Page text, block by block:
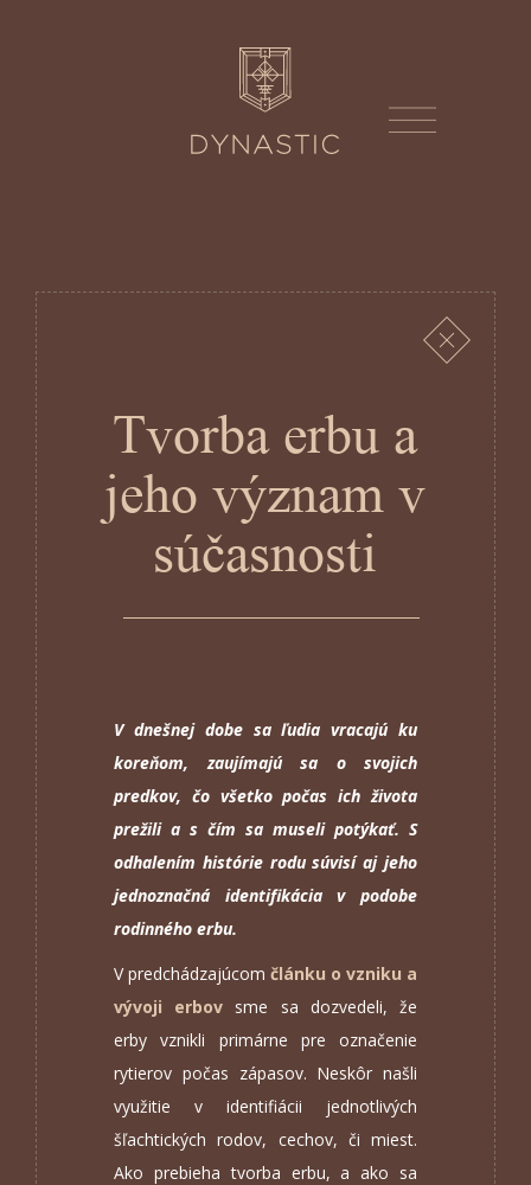
Tvorba erbu a
jeho význam v
súčasnosti
V dnešnej dobe sa ľudia vracajú ku
koreňom, zaujímajú sa o svojich
predkov, čo všetko počas ich života
prežili a s čím sa museli potýkať. S
odhalením histórie rodu súvisí aj jeho
jednoznačná identifikácia v podobe
rodinného erbu.
V predchádzajúcom článku o vzniku a
vývoji erbov sme sa dozvedeli, že
erby vznikli primárne pre označenie
rytierov počas zápasov. Neskôr našli
využitie v identifiácii jednotlivých
šľachtických rodov, cechov, či miest.
Ako prebieha tvorba erbu, a ako sa